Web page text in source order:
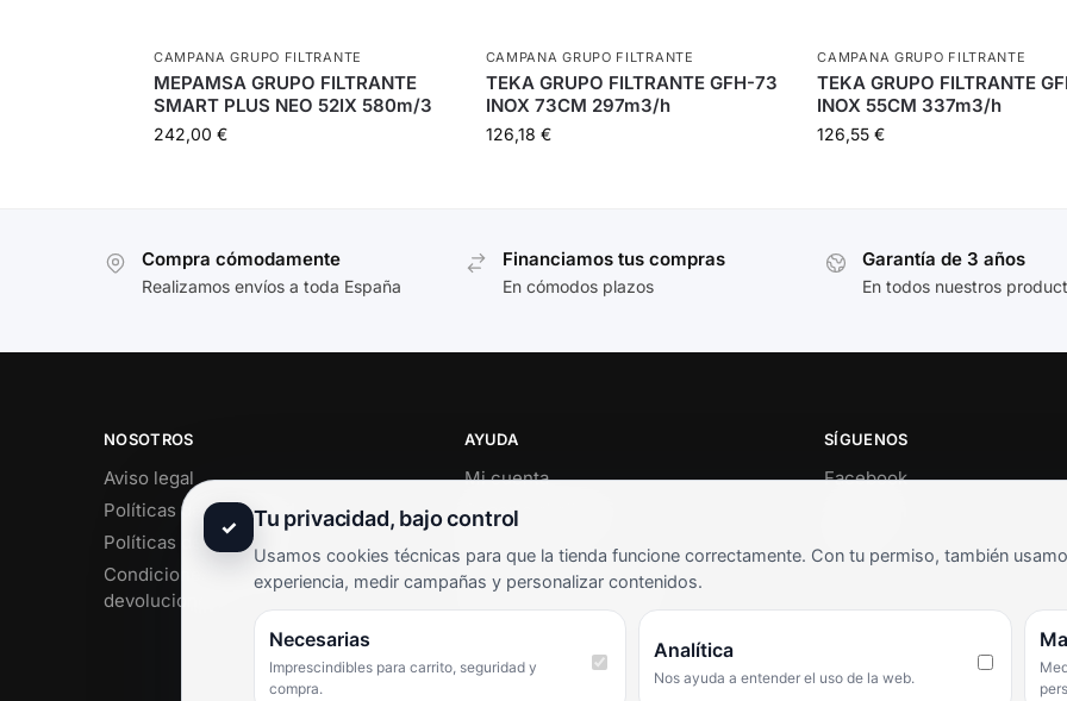
CAMPANA GRUPO FILTRANTE
MEPAMSA GRUPO FILTRANTE
SMART PLUS NEO 52IX 580m/3
242,00 €
CAMPANA GRUPO FILTRANTE
TEKA GRUPO FILTRANTE GFH-73
INOX 73CM 297m3/h
126,18 €
CAMPANA GRUPO FILTRANTE
TEKA GRUPO FILTRANTE
INOX 55CM 337m3/h
126,55€
Compra cómodamente
Realizamos envíos a toda España
Financiamos tus compras
En cómodos plazos
Garantía de 3 años
En todos nuestros
NOSOTROS
Aviso legal
Políticas de privacidad
Políticas de cookies
Condiciones de envío y
devoluciones
AYUDA
Mi cuenta
Soporte al cliente
Términos y condiciones
Preguntas frecuentes
SÍGUENOS
Facebook
✓ Tu privacidad, bajo control
Usamos cookies técnicas para que la tienda funcione correctamente. Con tu permiso, también
experiencia, medir campañas y personalizar contenidos.
Necesarias
Imprescindibles para carrito, seguridad y
compra.
Analítica
Nos ayuda a entender el uso de la web.